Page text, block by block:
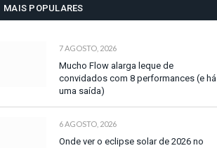
MAIS POPULARES
7 AGOSTO, 2026
Mucho Flow alarga leque de
convidados com 8 performances (e há
uma saída)
6 AGOSTO, 2026
Onde ver o eclipse solar de 2026 no